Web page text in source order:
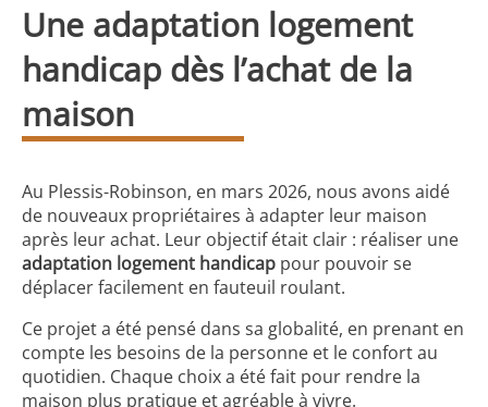
Une adaptation logement
handicap dès l’achat de la
maison
Au Plessis-Robinson, en mars 2026, nous avons aidé
de nouveaux propriétaires à adapter leur maison
après leur achat. Leur objectif était clair : réaliser une
adaptation logement handicap pour pouvoir se
déplacer facilement en fauteuil roulant.
Ce projet a été pensé dans sa globalité, en prenant en
compte les besoins de la personne et le confort au
quotidien. Chaque choix a été fait pour rendre la
maison plus pratique et agréable à vivre.